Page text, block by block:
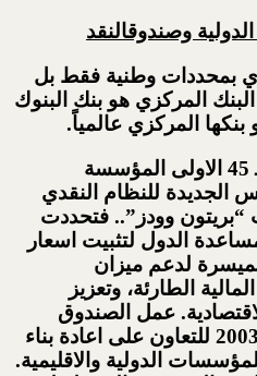
الدولية وصندوقالنقد
بمحددات وطنية فقط بل
المركزي هو بنك البنوك
المركزي عالمياً.
كان العراق من الاطراف الـ 45 الاولى المؤسسة
بعد الاسس الجديدة للنظام النقدي
“بريتون وودز”.. فتحددت
الدول لتثبيت اسعار
لدعم ميزان
الطارئة، وتعزيز
عمل الصندوق
كشريك اساس للعراق بعد 2003 للتعاون على اعادة بناء
الدولية والاقليمية.